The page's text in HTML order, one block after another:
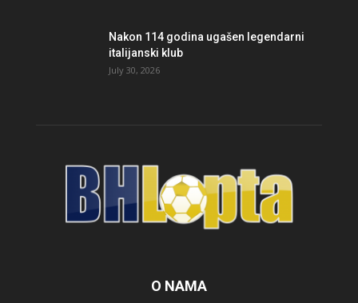
Nakon 114 godina ugašen legendarni
italijanski klub
July 30, 2026
O NAMA